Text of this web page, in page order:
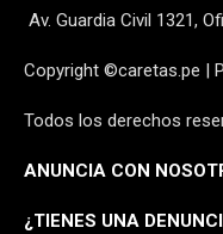
Av. Guardia Civil 1321,
Copyright ©caretas.pe |
Todos los derechos
ANUNCIA CON
¿TIENES UNA